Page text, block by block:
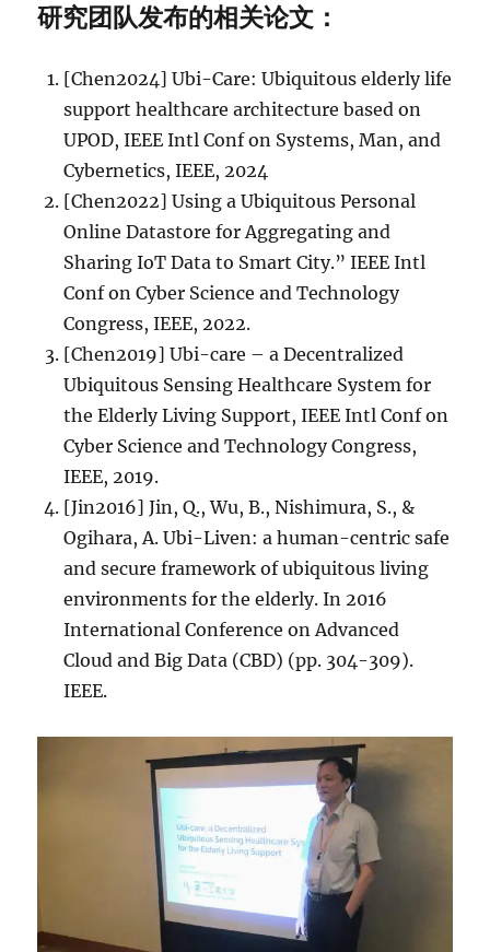
研究团队发布的相关论文：
[Chen2024] Ubi-Care: Ubiquitous elderly life
support healthcare architecture based on
UPOD, IEEE Intl Conf on Systems, Man, and
Cybernetics, IEEE, 2024
[Chen2022] Using a Ubiquitous Personal
Online Datastore for Aggregating and
Sharing IoT Data to Smart City.” IEEE Intl
Conf on Cyber Science and Technology
Congress, IEEE, 2022.
[Chen2019] Ubi-care – a Decentralized
Ubiquitous Sensing Healthcare System for
the Elderly Living Support, IEEE Intl Conf on
Cyber Science and Technology Congress,
IEEE, 2019.
[Jin2016] Jin, Q., Wu, B., Nishimura, S., &
Ogihara, A. Ubi-Liven: a human-centric safe
and secure framework of ubiquitous living
environments for the elderly. In 2016
International Conference on Advanced
Cloud and Big Data (CBD) (pp. 304-309).
IEEE.